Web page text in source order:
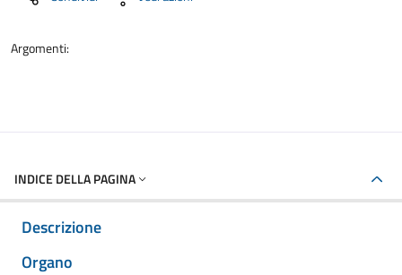
Argomenti:
INDICE DELLA PAGINA
Descrizione
Organo